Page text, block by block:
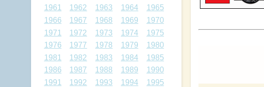
1961
1962 1963 1964
1965
1966
1967 1968 1969
1970
1971
1972 1973 1974
1975
1976
1977 1978 1979
1980
1981
1982 1983 1984
1985
1986
1987 1988 1989
1990
1991
1992 1993 1994
1995